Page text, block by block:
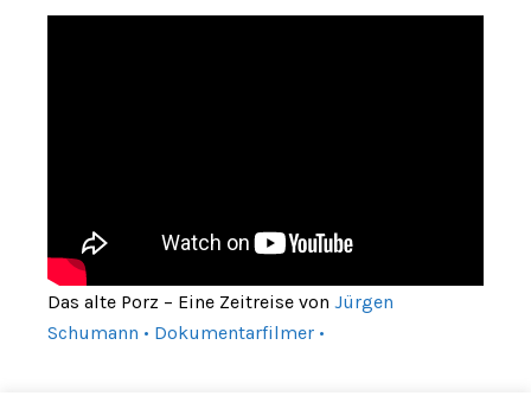
Das alte Porz – Eine Zeitreise von Jürgen
Schumann • Dokumentarfilmer •